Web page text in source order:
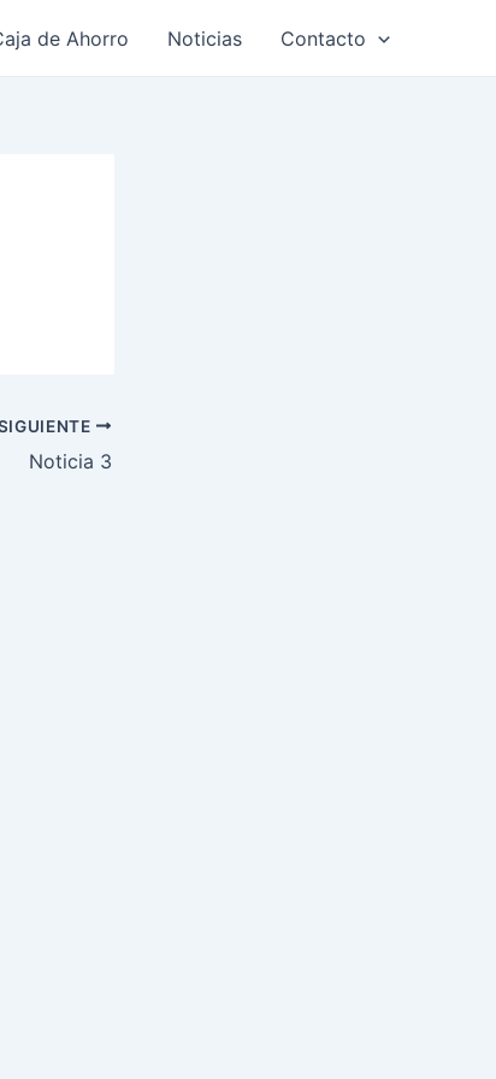
de Ahorro Noticias Contacto
Noticia 3